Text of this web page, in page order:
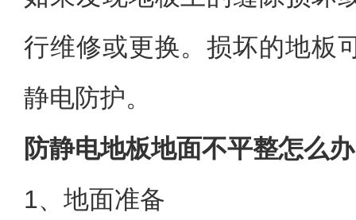
行维修或更换。损坏的地板
静电防护。
防静电地板地面不平整怎么办
1、地面准备